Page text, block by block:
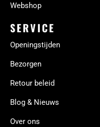
Webshop
SERVICE
Openingstijden
Bezorgen
Retour beleid
Blog & Nieuws
Over ons